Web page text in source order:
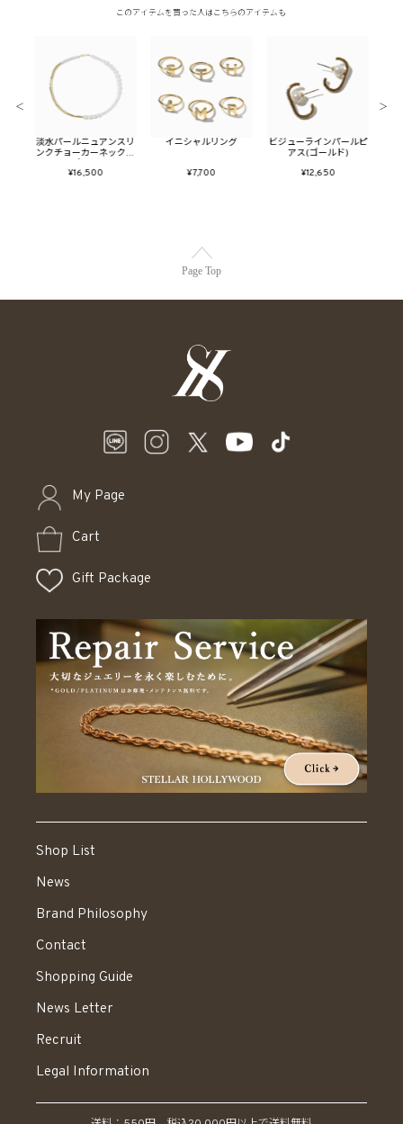
このアイテムを買った人はこちらのアイテムも
淡水パールニュアンスリ
ンクチョーカーネックレ
¥16,500
イニシャルリング
¥7,700
ビジューラインパールピ
アス(ゴールド)
¥12,650
＜ ＞
Page Top
My Page
Cart
Gift Package
Shop List
News
Brand Philosophy
Contact
Shopping Guide
News Letter
Recruit
Legal Information